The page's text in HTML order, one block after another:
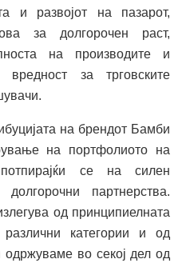
и развојот на пазарот,
за долгорочен раст,
на производите и
вредност за трговските
на брендот Бамби
на портфолиото на
се на силен
партнерства.
од принципиелната
категории и од
одржуваме во секој дел од